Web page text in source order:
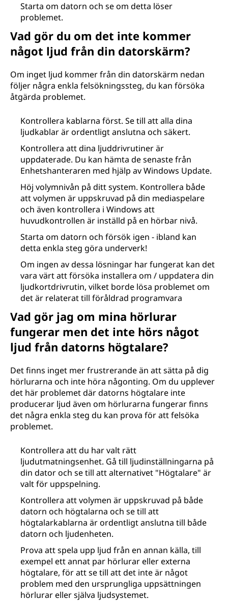
Starta om datorn och se om detta löser
problemet.
Vad gör du om det inte kommer
något ljud från din datorskärm?
Om inget ljud kommer från din datorskärm nedan
följer några enkla felsökningssteg, du kan försöka
åtgärda problemet.
Kontrollera kablarna först. Se till att alla dina
ljudkablar är ordentligt anslutna och säkert.
Kontrollera att dina ljuddrivrutiner är
uppdaterade. Du kan hämta de senaste från
Enhetshanteraren med hjälp av Windows Update.
Höj volymnivån på ditt system. Kontrollera både
att volymen är uppskruvad på din mediaspelare
och även kontrollera i Windows att
huvudkontrollen är inställd på en hörbar nivå.
Starta om datorn och försök igen - ibland kan
detta enkla steg göra underverk!
Om ingen av dessa lösningar har fungerat kan det
vara värt att försöka installera om / uppdatera din
ljudkortdrivrutin, vilket borde lösa problemet om
det är relaterat till föråldrad programvara
Vad gör jag om mina hörlurar
fungerar men det inte hörs något
ljud från datorns högtalare?
Det finns inget mer frustrerande än att sätta på dig
hörlurarna och inte höra någonting. Om du upplever
det här problemet där datorns högtalare inte
producerar ljud även om hörlurarna fungerar finns
det några enkla steg du kan prova för att felsöka
problemet.
Kontrollera att du har valt rätt
ljudutmatningsenhet. Gå till ljudinställningarna på
din dator och se till att alternativet "Högtalare" är
valt för uppspelning.
Kontrollera att volymen är uppskruvad på både
datorn och högtalarna och se till att
högtalarkablarna är ordentligt anslutna till både
datorn och ljudenheten.
Prova att spela upp ljud från en annan källa, till
exempel ett annat par hörlurar eller externa
högtalare, för att se till att det inte är något
problem med den ursprungliga uppsättningen
hörlurar eller själva ljudsystemet.